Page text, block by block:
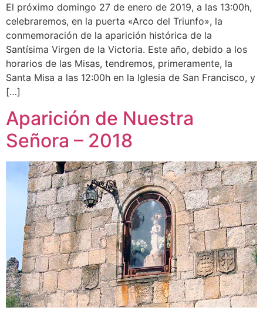
El próximo domingo 27 de enero de 2019, a las 13:00h,
celebraremos, en la puerta «Arco del Triunfo», la
conmemoración de la aparición histórica de la
Santísima Virgen de la Victoria. Este año, debido a los
horarios de las Misas, tendremos, primeramente, la
Santa Misa a las 12:00h en la Iglesia de San Francisco, y
[…]
Aparición de Nuestra
Señora – 2018